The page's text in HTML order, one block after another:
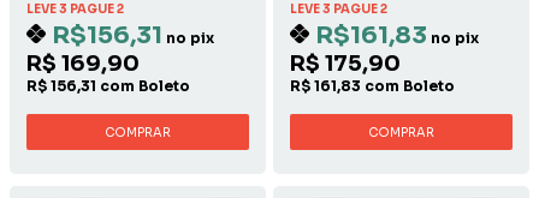
LEVE 3 PAGUE 2
R$156,31 no pix
R$ 169,90
R$ 156,31 com Boleto
COMPRAR
LEVE 3 PAGUE 2
R$161,83 no pix
R$ 175,90
R$ 161,83 com Boleto
COMPRAR